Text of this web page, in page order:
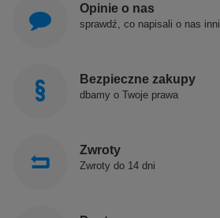
Opinie o nas
sprawdź, co napisali o nas inni
Bezpieczne zakupy
dbamy o Twoje prawa
Zwroty
Zwroty do 14 dni